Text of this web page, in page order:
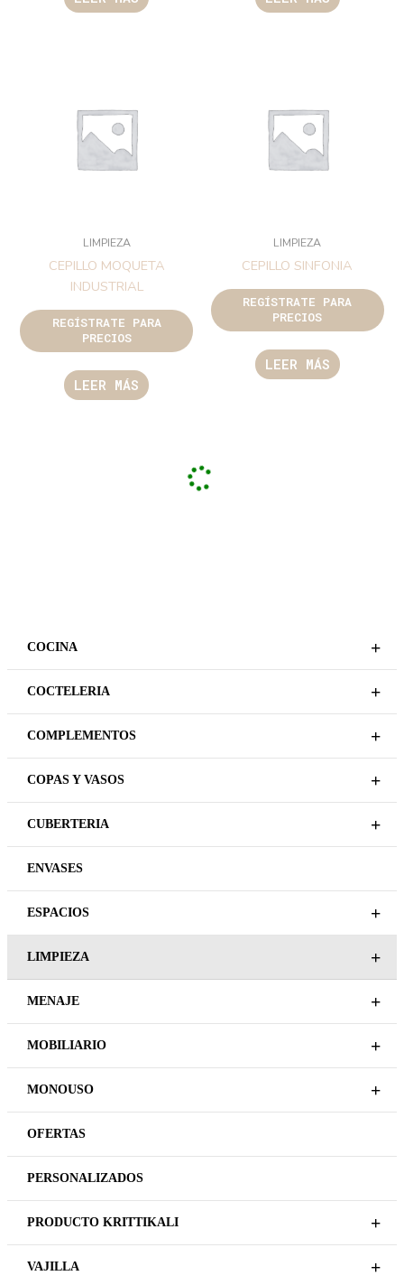
+
COCINA
+
COCTELERIA
+
COMPLEMENTOS
+
COPAS Y VASOS
+
CUBERTERIA
ENVASES
+
ESPACIOS
+
LIMPIEZA
+
MENAJE
+
MOBILIARIO
+
MONOUSO
OFERTAS
PERSONALIZADOS
+
PRODUCTO KRITTIKALI
+
VAJILLA
LIMPIEZA
CEPILLO MOQUETA
INDUSTRIAL
REGÍSTRATE PARA
PRECIOS
LEER MÁS
LIMPIEZA
CEPILLO SINFONIA
REGÍSTRATE PARA
PRECIOS
LEER MÁS